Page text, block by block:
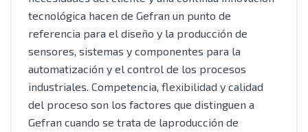
tecnológica hacen de Gefran un punto de
referencia para el diseño y la producción de
sensores, sistemas y componentes para la
automatización y el control de los procesos
industriales. Competencia, flexibilidad y calidad
del proceso son los factores que distinguen a
Gefran cuando se trata de laproducción de